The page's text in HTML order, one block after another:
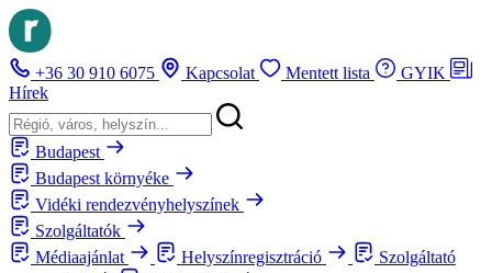
+36 30 910 6075 Kapcsolat Mentett lista
GYIK
Hírek
Budapest
Budapest környéke
Vidéki rendezvényhelyszínek
Szolgáltatók
Médiaajánlat
Helyszínregisztráció
Szolgáltató